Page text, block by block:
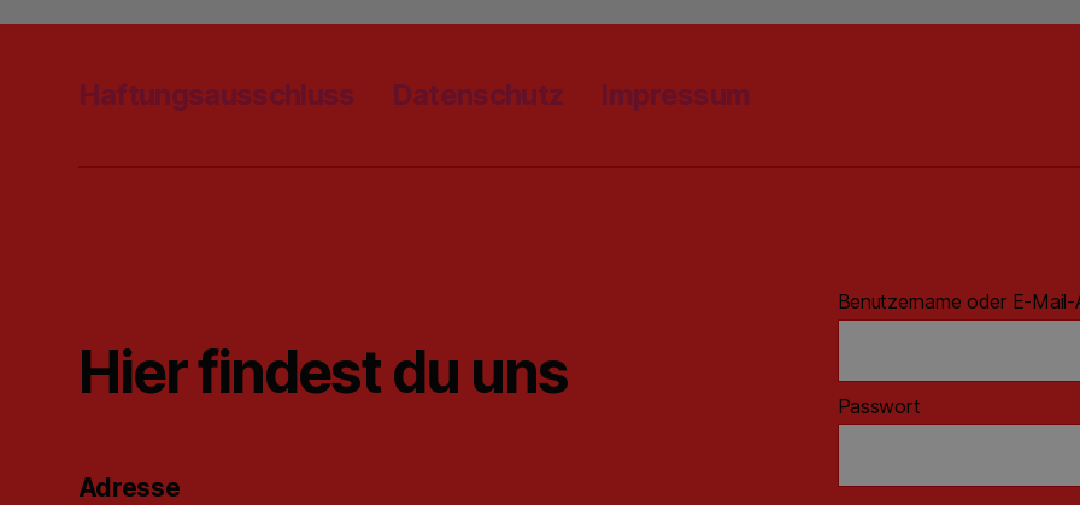
Haftungsausschluss Datenschutz Impressum
Hier findest du uns
Adresse
Benutzername oder E-Mail-
Passwort